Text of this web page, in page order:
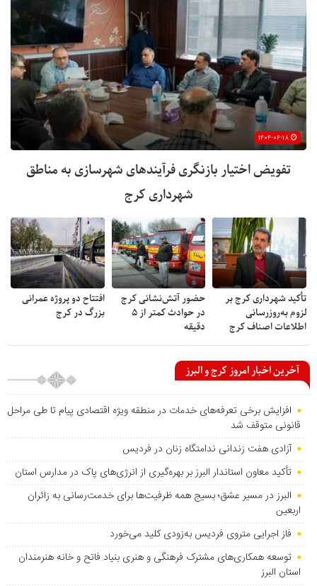
تفویض اختیار بازنگری فرآیندهای شهرسازی به مناطق
شهرداری کرج
تأکید شهرداری کرج بر
لزوم به‌روزرسانی
اطلاعات اصناف کرج
حضور آتش‌نشانی کرج
در حوادث کمتر از ۵
دقیقه
افتتاح دو پروژه عمرانی
بزرگ در کرج
آخرین اخبار امروز کرج و البرز
افزایش برخی تعرفه‌های خدمات در منطقه ویژه اقتصادی پیام تا طی مراحل
قانونی متوقف شد
آزادی هفت زندانی ندامتگاه زنان در فردیس
تأکید معاون استاندار البرز بر بهره‌گیری از انرژی‌های پاک در مدارس استان
البرز در مسیر عشق؛ بسیج همه ظرفیت‌ها برای خدمت‌رسانی به زائران
اربعین
فاز اجرایی متروی فردیس به‌زودی کلید می‌خورد
توسعه همکاری‌های مشترک فرهنگی و هنری بنیاد فاتح و خانه هنرمندان
استان البرز